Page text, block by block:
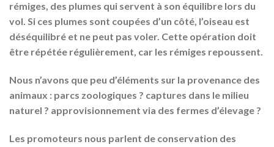
rémiges, des plumes qui servent à son équilibre lors du
vol. Si ces plumes sont coupées d’un côté, l’oiseau est
déséquilibré et ne peut pas voler. Cette opération doit
être répétée régulièrement, car les rémiges repoussent.
Nous n’avons que peu d’éléments sur la provenance des
animaux : parcs zoologiques ? captures dans le milieu
naturel ? approvisionnement via des fermes d’élevage ?
Les promoteurs nous parlent de conservation des